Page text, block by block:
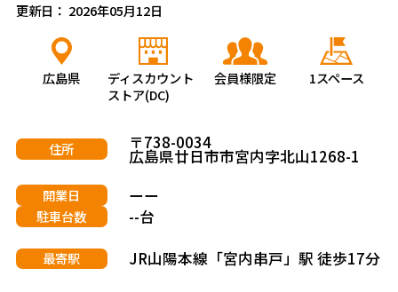
更新日： 2026年05月12日
広島県
ディスカウント
ストア(DC)
会員様限定 1スペース
住所 〒738-0034
広島県廿日市市宮内字北山1268-1
開業日 ーー
駐車台数 --台
最寄駅 JR山陽本線「宮内串戸」駅 徒歩17分